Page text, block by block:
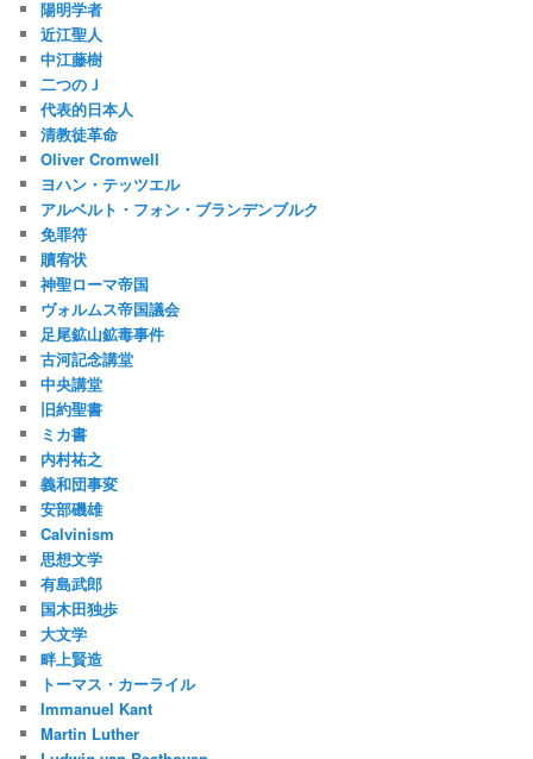
陽明学者
近江聖人
中江藤樹
二つのＪ
代表的日本人
清教徒革命
Oliver Cromwell
ヨハン・テッツエル
アルベルト・フォン・ブランデンブルク
免罪符
贖宥状
神聖ローマ帝国
ヴォルムス帝国議会
足尾鉱山鉱毒事件
古河記念講堂
中央講堂
旧約聖書
ミカ書
内村祐之
義和団事変
安部磯雄
Calvinism
思想文学
有島武郎
国木田独歩
大文学
畔上賢造
トーマス・カーライル
Immanuel Kant
Martin Luther